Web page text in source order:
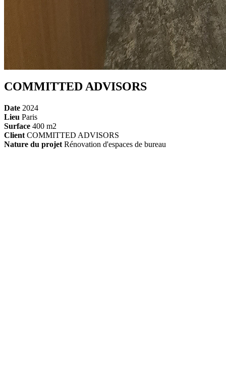
COMMITTED ADVISORS
Date 2024
Lieu Paris
Surface 400 m2
Client COMMITTED ADVISORS
Nature du projet Rénovation d'espaces de bureau